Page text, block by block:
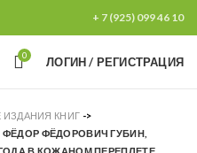
+ 7 (925) 099 46 10
0 ЛОГИН / РЕГИСТРАЦИЯ
КНИГ ->
ФЁДОРОВИЧ ГУБИН,